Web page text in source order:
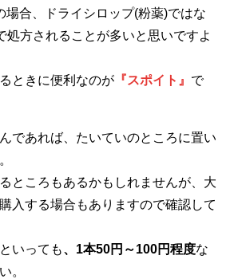
場合、ドライシロップ(粉薬)ではな
処方されることが多いと思いですよ
ときに便利なのが 『スポイト』 で
であれば、たいていのところに置い
ところもあるかもしれませんが、大
入する場合もありますので確認して
いっても、1本50円～100円程度な
。